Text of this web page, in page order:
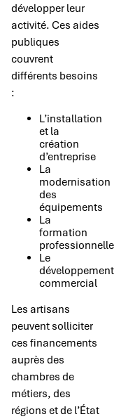
développer leur
activité. Ces aides
publiques
couvrent
différents besoins
:
L’installation
et la
création
d’entreprise
La
modernisation
des
équipements
La
formation
professionnelle
Le
développement
commercial
Les artisans
peuvent solliciter
ces financements
auprès des
chambres de
métiers, des
régions et de l’État